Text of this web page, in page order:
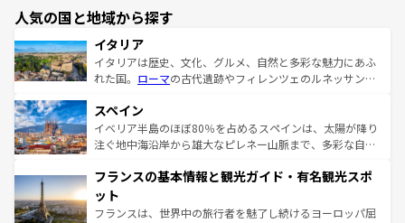
人気の国と地域から探す
イタリア
イタリアは歴史、文化、グルメ、自然と多彩な魅力にあふ
れた国。 ローマの古代遺跡やフィレンツェのルネッサンス
ろん、トスカーナの美しい田園風景やアマルフィ海岸の絶
景など、自然景観も見逃せない。観光の合間には、本場の
ピザやパスタなど、絶品のイタリア料理を堪能することも
ませてくれるイタリアで、忘れられない旅をしてみよう！
なお、新着のイタリア情報は
しい。
スペイン
イベリア半島のほぼ80％を占めるスペインは、太陽が降り
注ぐ地中海沿岸から雄大なピレネー山脈まで、多彩な自然
文化が根付くこの国では、情熱的なフラメンコ、熱気あふ
れる闘牛、そして美味しいタパスが生活の一部となってい
る。首都マドリードの洗練された雰囲気や、バルセロナの
フランスの基本情報と観光ガイド・有名観光スポ
ット
フランスは、世界中の旅行者を魅了し続けるヨーロッパ屈